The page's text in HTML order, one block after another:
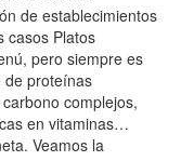
de establecimientos
casos Platos
pero siempre es
de proteínas
complejos,
en vitaminas…
Veamos la